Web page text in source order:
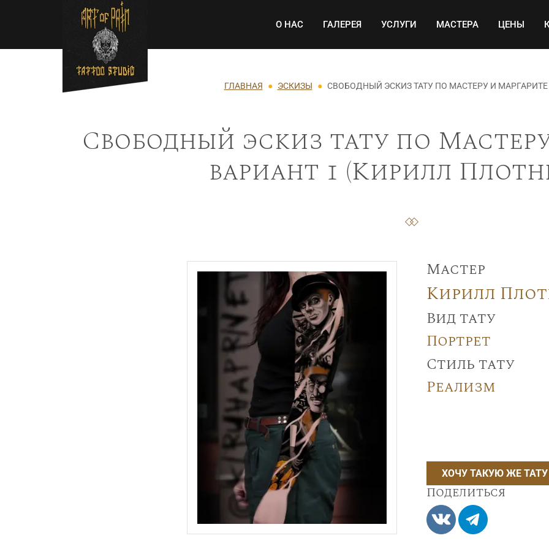
Перейти к основному содержанию Основная навигация
О НАС ГАЛЕРЕЯ УСЛУГИ МАСТЕРА ЦЕНЫ
Строка навигации
ГЛАВНАЯ ЭСКИЗЫ СВОБОДНЫЙ ЭСКИЗ ТАТУ ПО МАСТЕРУ И МАРГАРИТЕ
Свободный эскиз тату по
вариант 1 (Кирилл
Мастер
Кирилл
Вид тату
Портрет
Стиль тату
Реализм
ХОЧУ ТАКУЮ ЖЕ ТАТУ
Поделиться